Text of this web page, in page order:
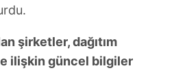
şirketler, dağıtım
ilişkin güncel bilgiler